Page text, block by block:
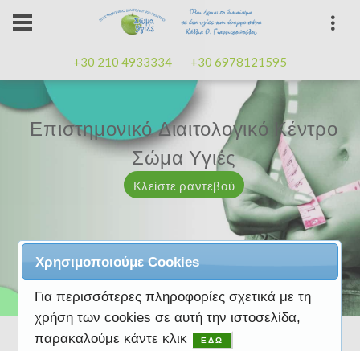
+30 210 4933334 +30 6978121595
Επαγγελματισμός, εμπειρίακαλή
διάθεση
Κλείστε ραντεβού
Επιστημονικό Διαιτολογικό Κέντρο
Σώμα Υγιές
Κλείστε ραντεβού
Μαζί μας μπορείτε
Κλείστε ραντεβού
Επαγγελματισμός, εμπειρίακαλή
διάθεση
Κλείστε ραντεβού
Επιστημονικό Διαιτολογικό Κέντρο
Σώμα Υγιές
Κλείστε ραντεβού
Χρησιμοποιούμε Cookies
Για περισσότερες πληροφορίες σχετικά με τη
χρήση των cookies σε αυτή την ιστοσελίδα,
παρακαλούμε κάντε κλικ
ΕΔΩ